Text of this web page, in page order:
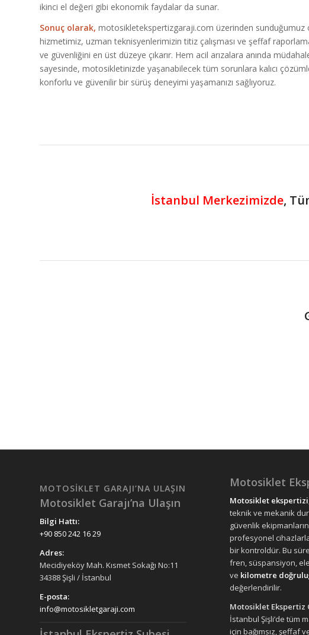
ikinci el değeri gibi ekonomik faydalar da sunar.
Sonuç olarak, motosikletekspertizgaraji.com üzerinden sunduğumuz
hizmetimiz, uzman teknisyenlerimizin titiz çalışması ve şeffaf
ve güvenliğini en üst düzeye çıkarır. Hem acil arızalara anında
sayesinde, motosikletinizde yaşanabilecek tüm sorunlara kalıcı
konforlu ve güvenilir bir sürüş deneyimi yaşamanızı sağlıyoruz.
İstanbul Merkezimizde,
MOTOSIKLET GARAJI’NA ULAŞIN
Motosiklet Garajı’na Ulaşın
Bilgi Hattı:
+90 850 242 16 29
Adres:
Mecidiyeköy Mah. Kısmet Sokağı No:11
34388 Şişli / İstanbul
E-posta:
info@motosikletgaraji.com
Motosiklet
Motosiklet ekspertizi
teknik ve mekanik
güvenlik
profesyonel
bir kontroldür. Bu
fren, süspansiyon,
ve kilometre
değerlendirilir.
Motosiklet Ekspertiz
İstanbul Şişli’de tüm
için bağımsız, şeffaf